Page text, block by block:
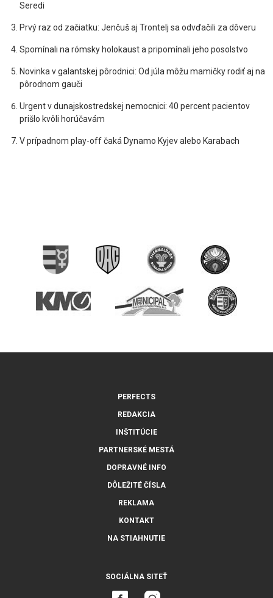
Seredi
Prvý raz od začiatku: Jenčuš aj Trontelj sa odvďačili za dôveru
Spomínali na rómsky holokaust a pripomínali jeho posolstvo
Novinka v galantskej pôrodnici: Od júla môžu mamičky rodiť aj na
pôrodnom gauči
Urgent v dunajskostredskej nemocnici: 40 percent pacientov
prišlo kvôli horúčavám
V prípadnom play-off čaká Dynamo Kyjev alebo Karabach
PERFECTS
REDAKCIA
INŠTITÚCIE
PARTNERSKÉ MESTÁ
DOPRAVNÉ INFO
DÔLEŽITÉ ČÍSLA
REKLAMA
KONTAKT
NA STIAHNUTIE
SOCIÁLNA SITEŤ